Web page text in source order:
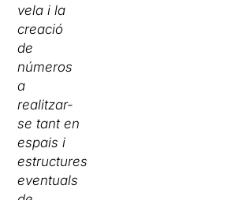
vela i la
creació
de
números
a
realitzar-
se tant en
espais i
estructures
eventuals